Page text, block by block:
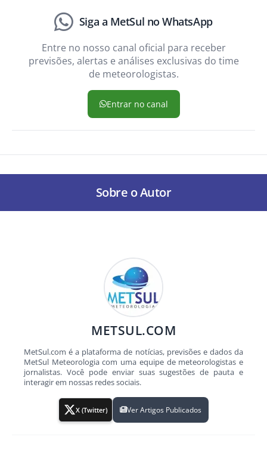
Siga a MetSul no WhatsApp
Entre no nosso canal oficial para receber
previsões, alertas e análises exclusivas do time
de meteorologistas.
Entrar no canal
Sobre o Autor
METSUL.COM
MetSul.com é a plataforma de notícias, previsões e dados da
MetSul Meteorologia com uma equipe de meteorologistas e
jornalistas. Você pode enviar suas sugestões de pauta e
interagir em nossas redes sociais.
X (Twitter) Ver Artigos Publicados